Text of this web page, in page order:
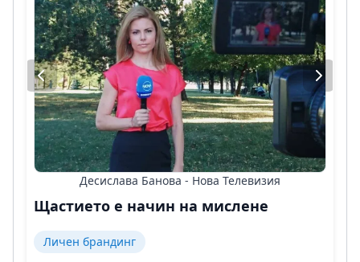
Десислава Банова - Нова Телевизия
Щастието е начин на мислене
Личен брандинг